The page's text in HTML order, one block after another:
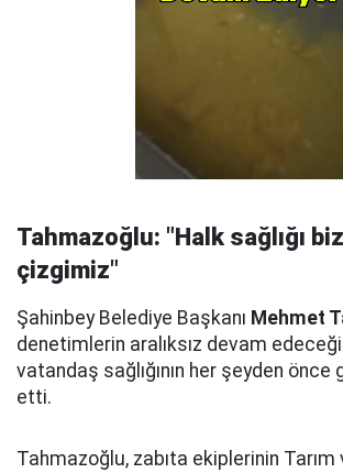
Tahmazoğlu: "Halk sağlığı
çizgimiz"
Şahinbey Belediye Başkanı Mehmet
denetimlerin aralıksız devam
vatandaş sağlığının her şeyden önce
etti.
Tahmazoğlu, zabıta ekiplerinin Tarım